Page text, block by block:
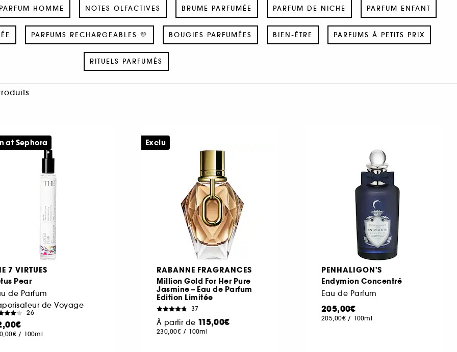
PARFUM HOMME NOTES OLFACTIVES BRUME PARFUMÉE PARFUM DE NICHE PARFUM ENFANT
PARFUMS RECHARGEABLES 💛 BOUGIES PARFUMÉES BIEN-ÊTRE PARFUMS À PETITS PRIX
RITUELS PARFUMÉS
7 VIRTUES
Pear
de Parfum
de Voyage
26
/ 100ml
at Sephora
RABANNE FRAGRANCES
Million Gold For Her Pure
Jasmine – Eau de Parfum
Edition Limitée
37
À partir de 115,00€
230,00€ / 100ml
Exclu
PENHALIGON'S
Endymion Concentré
Eau de Parfum
205,00€
205,00€ / 100ml